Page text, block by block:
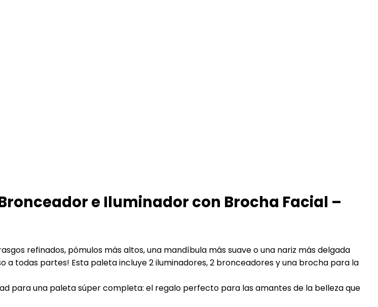
e Iluminador con Brocha Facial –
rasgos refinados, pómulos más altos, una mandíbula más suave o una nariz más delgada
a todas partes! Esta paleta incluye 2 iluminadores, 2 bronceadores y una brocha para la
para una paleta súper completa: el regalo perfecto para las amantes de la belleza que